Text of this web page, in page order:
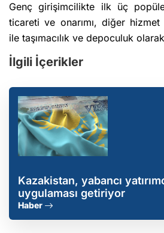
Genç girişimcilikte ilk üç
ticareti ve onarımı, diğer hizmet
ile taşımacılık ve depoculuk
İlgili İçerikler
Kazakistan, yabancı
uygulaması getiriyor
Haber